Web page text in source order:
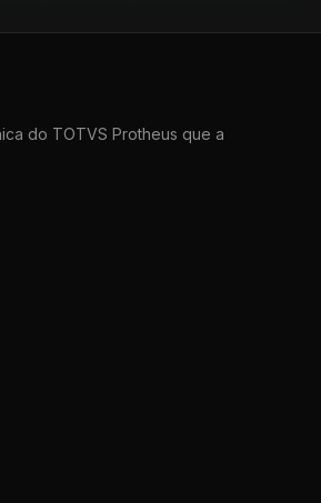
do TOTVS Protheus que a